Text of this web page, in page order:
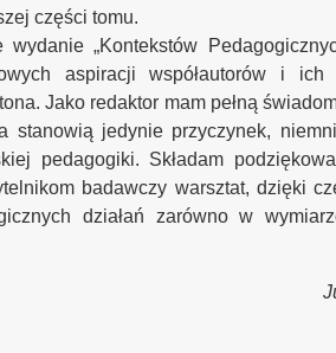
części tomu.
„Kontekstów
aspiracji współautorów i ich
Jako redaktor mam pełną
stanowią jedynie przyczynek,
pedagogiki. Składam
badawczy warsztat, dzięki
działań zarówno w